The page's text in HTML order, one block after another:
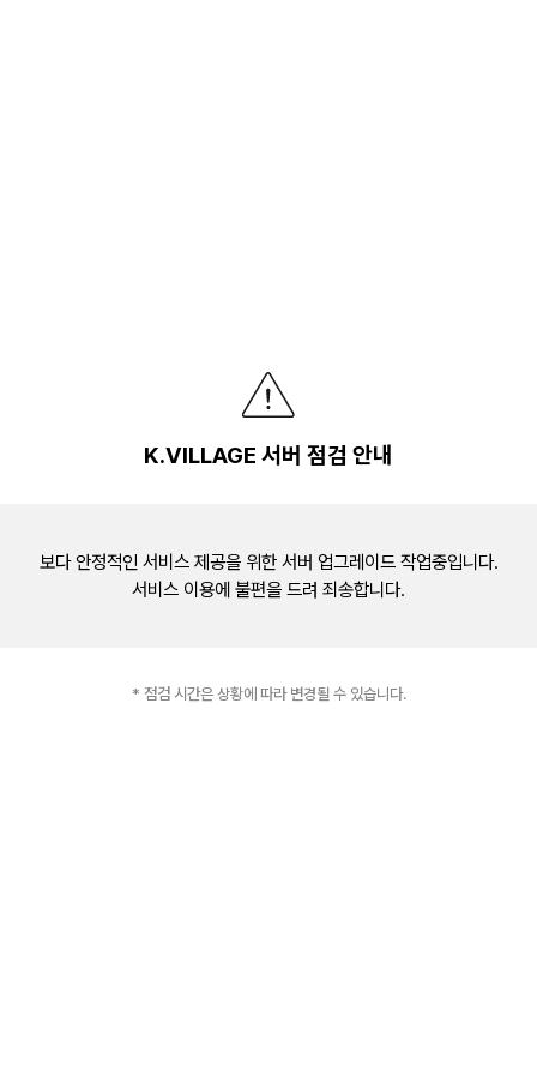
K.VILLAGE 서버 점검 안내
보다 안정적인 서비스 제공을 위한 서버 업그레이드 작업중입니다.
서비스 이용에 불편을 드려 죄송합니다.
* 점검 시간은 상황에 따라 변경될 수 있습니다.